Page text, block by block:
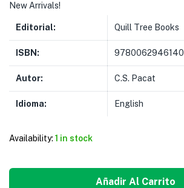
New Arrivals!
Editorial: Quill Tree Books
ISBN: 9780062946140
Autor: C.S. Pacat
Idioma: English
Availability: 1 in stock
Añadir Al Carrito